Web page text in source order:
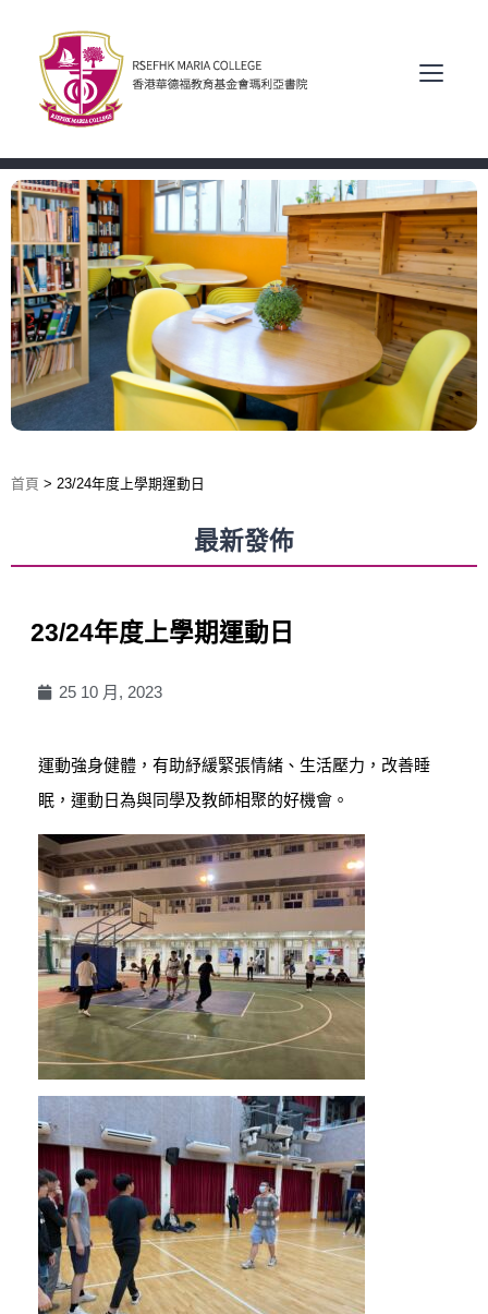
首頁 > 23/24年度上學期運動日
最新發佈
23/24年度上學期運動日
25 10 月, 2023
運動強身健體，有助紓緩緊張情緒、生活壓力，改善睡
眠，運動日為與同學及教師相聚的好機會。